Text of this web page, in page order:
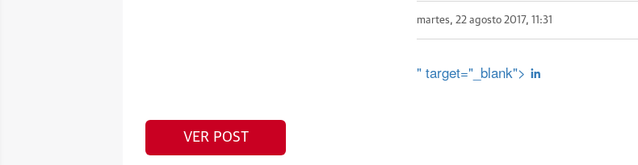
martes, 22 agosto 2017, 11:31
" target="_blank">
VER POST